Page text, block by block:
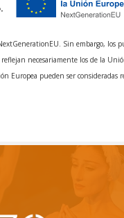
Sin embargo, los
necesariamente los de la
Europea pueden ser consideradas